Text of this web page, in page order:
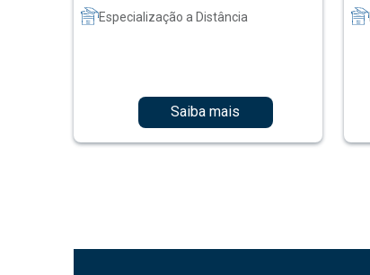
Especialização a Distância
Saiba mais